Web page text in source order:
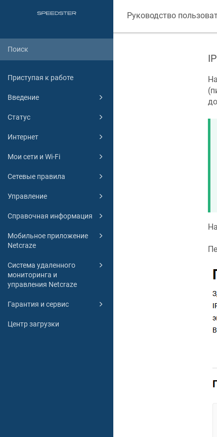
Приступая к работе
Введение
Статус
Интернет
Мои сети и Wi-Fi
Сетевые правила
Управление
Справочная информация
Мобильное приложение
Netcraze
Система удаленного
мониторинга и
управления Netcraze
Гарантия и сервис
Центр загрузки
Руководство